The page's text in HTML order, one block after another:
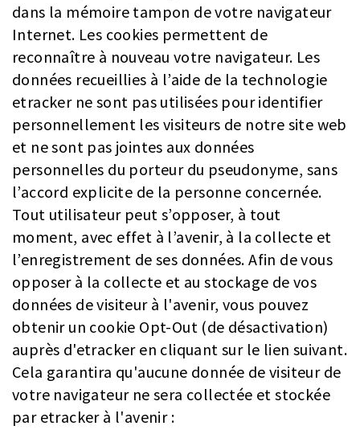
dans la mémoire tampon de votre navigateur
Internet. Les cookies permettent de
reconnaître à nouveau votre navigateur. Les
données recueillies à l’aide de la technologie
etracker ne sont pas utilisées pour identifier
personnellement les visiteurs de notre site web
et ne sont pas jointes aux données
personnelles du porteur du pseudonyme, sans
l’accord explicite de la personne concernée.
Tout utilisateur peut s’opposer, à tout
moment, avec effet à l’avenir, à la collecte et
l’enregistrement de ses données. Afin de vous
opposer à la collecte et au stockage de vos
données de visiteur à l'avenir, vous pouvez
obtenir un cookie Opt-Out (de désactivation)
auprès d'etracker en cliquant sur le lien suivant.
Cela garantira qu'aucune donnée de visiteur de
votre navigateur ne sera collectée et stockée
par etracker à l'avenir :